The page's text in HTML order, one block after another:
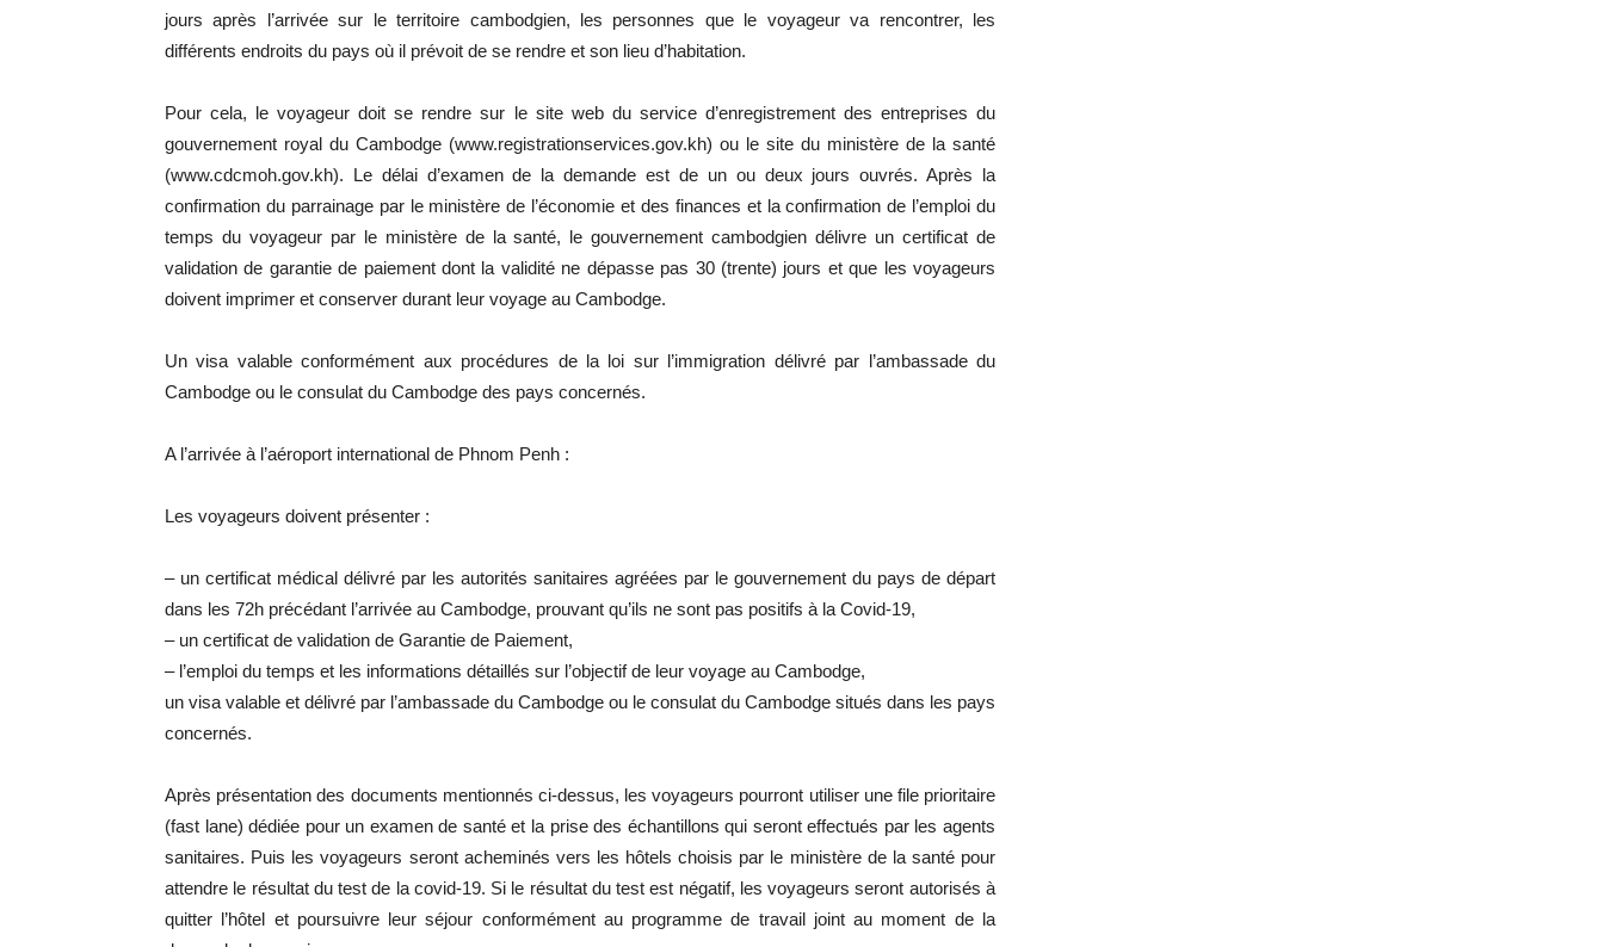
jours après l’arrivée sur le territoire cambodgien, les personnes que le voyageur va rencontrer, les
différents endroits du pays où il prévoit de se rendre et son lieu d’habitation.
Pour cela, le voyageur doit se rendre sur le site web du service d’enregistrement des entreprises du
gouvernement royal du Cambodge (www.registrationservices.gov.kh) ou le site du ministère de la santé
(www.cdcmoh.gov.kh). Le délai d’examen de la demande est de un ou deux jours ouvrés. Après la
confirmation du parrainage par le ministère de l’économie et des finances et la confirmation de l’emploi du
temps du voyageur par le ministère de la santé, le gouvernement cambodgien délivre un certificat de
validation de garantie de paiement dont la validité ne dépasse pas 30 (trente) jours et que les voyageurs
doivent imprimer et conserver durant leur voyage au Cambodge.
Un visa valable conformément aux procédures de la loi sur l’immigration délivré par l’ambassade du
Cambodge ou le consulat du Cambodge des pays concernés.
A l’arrivée à l’aéroport international de Phnom Penh :
Les voyageurs doivent présenter :
– un certificat médical délivré par les autorités sanitaires agréées par le gouvernement du pays de départ
dans les 72h précédant l’arrivée au Cambodge, prouvant qu’ils ne sont pas positifs à la Covid-19,
– un certificat de validation de Garantie de Paiement,
– l’emploi du temps et les informations détaillés sur l’objectif de leur voyage au Cambodge,
un visa valable et délivré par l’ambassade du Cambodge ou le consulat du Cambodge situés dans les pays
concernés.
Après présentation des documents mentionnés ci-dessus, les voyageurs pourront utiliser une file prioritaire
(fast lane) dédiée pour un examen de santé et la prise des échantillons qui seront effectués par les agents
sanitaires. Puis les voyageurs seront acheminés vers les hôtels choisis par le ministère de la santé pour
attendre le résultat du test de la covid-19. Si le résultat du test est négatif, les voyageurs seront autorisés à
quitter l’hôtel et poursuivre leur séjour conformément au programme de travail joint au moment de la